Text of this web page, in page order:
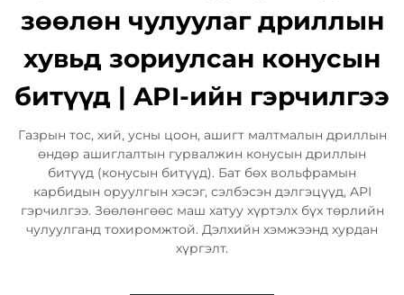
зөөлөн чулуулаг дриллын
хувьд зориулсан конусын
битүүд | API-ийн гэрчилгээ
Газрын тос, хий, усны цоон, ашигт малтмалын дриллын
өндөр ашиглалтын гурвалжин конусын дриллын
битүүд (конусын битүүд). Бат бөх вольфрамын
карбидын оруулгын хэсэг, сэлбэсэн дэлгэцүүд, API
гэрчилгээ. Зөөлөнгөөс маш хатуу хүртэлх бүх төрлийн
чулуулганд тохиромжтой. Дэлхийн хэмжээнд хурдан
хүргэлт.​